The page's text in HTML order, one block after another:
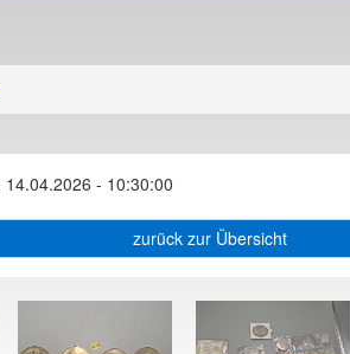
14.04.2026 - 10:30:00
zurück zur Übersicht